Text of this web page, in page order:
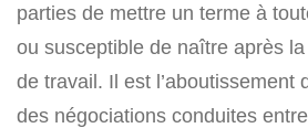
parties de mettre un terme à
ou susceptible de naître après
de travail. Il est l’aboutissement
des négociations conduites